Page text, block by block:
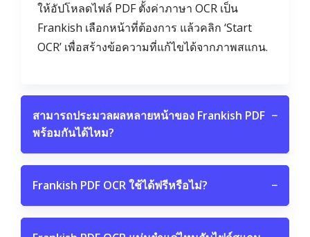
ให้อัปโหลดไฟล์ PDF ตั้งค่าภาษา OCR เป็น
Frankish เลือกหน้าที่ต้องการ แล้วคลิก ‘Start
OCR’ เพื่อสร้างข้อความที่แก้ไขได้จากภาพสแกน.
สามารถประมวลผลหลายหน้าของ Frankish PDF
พร้อมกันได้ไหม?
−
Frankish PDF OCR ใช้ได้ฟรีหรือไม่? −